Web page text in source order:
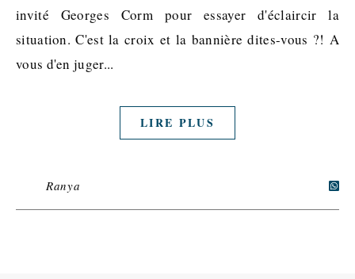
invité Georges Corm pour essayer d'éclaircir la
situation. C'est la croix et la bannière dites-vous ?! A
vous d'en juger...
LIRE PLUS
Ranya